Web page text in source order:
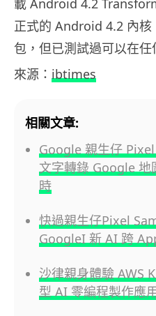
載 Android 4.2
正式的 Android 4.2 內
包，但已測試過可以在任
來源： ibtimes
相關文章:
Google 親生仔
文字轉錄 Google 地
時
快過親生仔Pixel
GoogleI 新 AI 跨
沙律親身體驗 AWS
型 AI 零編程製作應